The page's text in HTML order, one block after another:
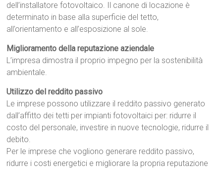
dell’installatore fotovoltaico. Il canone di locazione è
determinato in base alla superficie del tetto,
all’orientamento e all’esposizione al sole.
Miglioramento della reputazione aziendale
L’impresa dimostra il proprio impegno per la sostenibilità
ambientale.
Utilizzo del reddito passivo
Le imprese possono utilizzare il reddito passivo generato
dall’affitto dei tetti per impianti fotovoltaici per: ridurre il
costo del personale, investire in nuove tecnologie, ridurre il
debito.
Per le imprese che vogliono generare reddito passivo,
ridurre i costi energetici e migliorare la propria reputazione